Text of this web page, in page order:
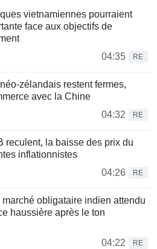
vietnamiennes pourraient
face aux objectifs de
04:35
RE
zélandais restent fermes,
avec la Chine
04:32
RE
reculent, la baisse des prix du
inflationnistes
04:26
RE
obligataire indien attendu
haussière après le ton
04:22
RE